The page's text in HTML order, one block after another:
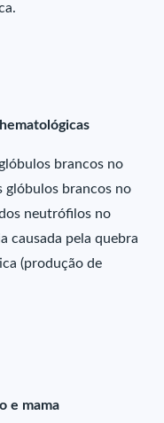
brancos no
glóbulos brancos no
neutrófilos no
causada pela quebra
(produção de
e mama